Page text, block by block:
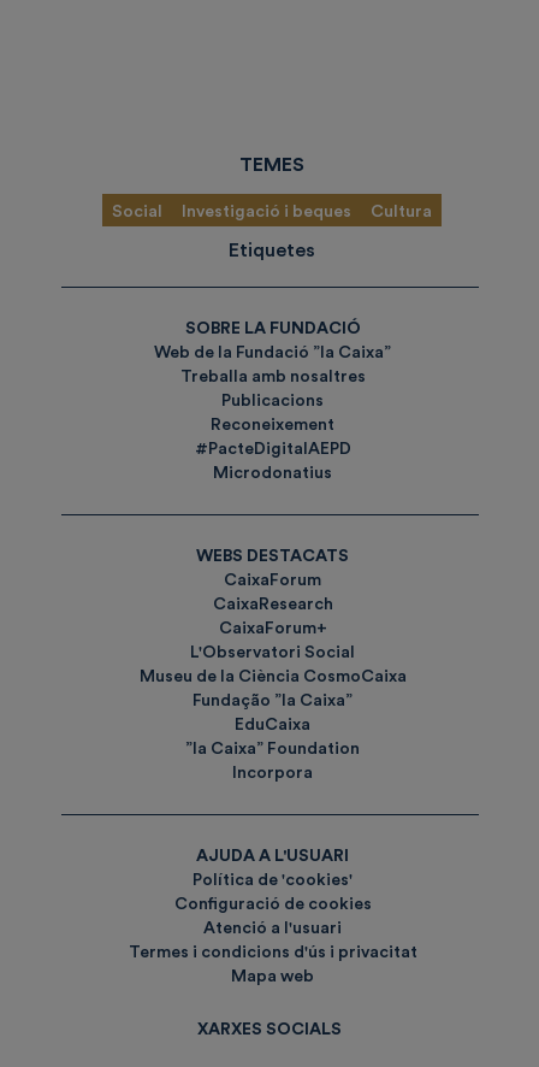
TEMES
Social Investigació i beques Cultura
Etiquetes
SOBRE LA FUNDACIÓ
Web de la Fundació ”la Caixa”
Treballa amb nosaltres
Publicacions
Reconeixement
#PacteDigitalAEPD
Microdonatius
WEBS DESTACATS
CaixaForum
CaixaResearch
CaixaForum+
L'Observatori Social
Museu de la Ciència CosmoCaixa
Fundação ”la Caixa”
EduCaixa
”la Caixa” Foundation
Incorpora
AJUDA A L'USUARI
Política de 'cookies'
Configuració de cookies
Atenció a l'usuari
Termes i condicions d'ús i privacitat
Mapa web
XARXES SOCIALS